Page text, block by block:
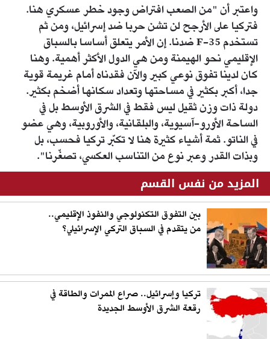
واعتبر أن "من الصعب افتراض وجود خطر عسكري هنا.
فتركيا على الأرجح لن تشن حربا ضد إسرائيل، ومن ثم
تستخدم F-35 ضدنا. إن الأمر يتعلق أساسا بالسباق
الإقليمي نحو الهيمنة ومن هي الدول الأكثر أهمية. وهنا
كان لدينا تفوق نوعي كبير والآن فقدناه أمام غريمة قوية
جدا، أكبر بكثير في مساحتها وتعداد سكانها أضخم بكثير.
دولة ذات وزن ثقيل ليس فقط في الشرق الأوسط بل في
الساحة الأورو-آسيوية، والبلقانية، والأوروبية، وهي عضو
في الناتو. ثمة أشياء كثيرة هنا لا تكبّر تركيا فحسب، بل
وبذات القدر وعبر نوع من التناسب العكسي، تصغّرنا".
المزيد من نفس القسم
بين التفوق التكنولوجي والنفوذ الإقليمي..
من يتقدم في السباق التركي الإسرائيلي؟
تركيا وإسرائيل.. صراع الممرات والطاقة في
رقعة الشرق الأوسط الجديدة